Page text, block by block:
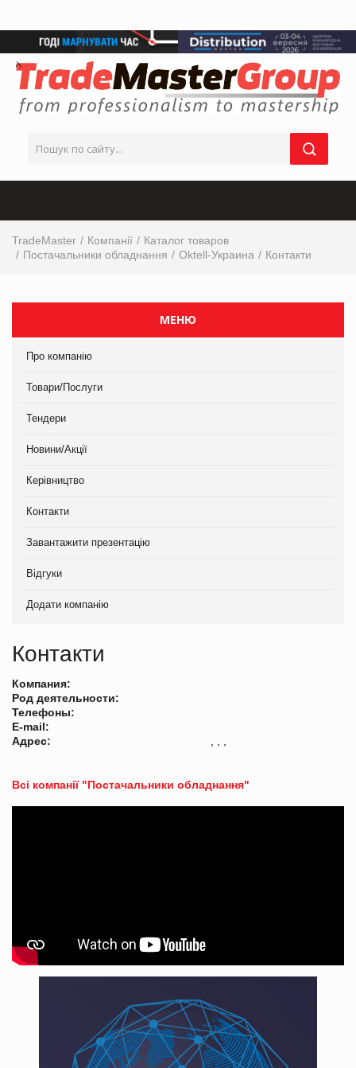
TradeMaster Компанії
Каталог товаров
Постачальники обладнання
Oktell-Украина Контакти
МЕНЮ
Про компанію
Товари/Послуги
Тендери
Новини/Акції
Керівництво
Контакти
Завантажити презентацію
Відгуки
Додати компанію
Контакти
Компания:
Род деятельности:
Телефоны:
E-mail:
Адрес:
Всі компанії "Постачальники обладнання"